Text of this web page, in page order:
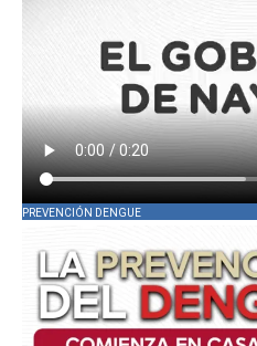
PREVENCIÓN DENGUE